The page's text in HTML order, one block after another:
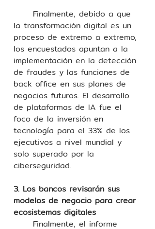
la transformación digital es un
proceso de extremo a extremo,
los encuestados apuntan a la
implementación en la detección
de fraudes y las funciones de
back office en sus planes de
negocios futuros. El desarrollo
de plataformas de IA fue el
foco de la inversión en
tecnología para el 33% de los
ejecutivos a nivel mundial y
solo superado por la
ciberseguridad.
3. Los bancos revisarán sus
modelos de negocio para crear
ecosistemas digitales